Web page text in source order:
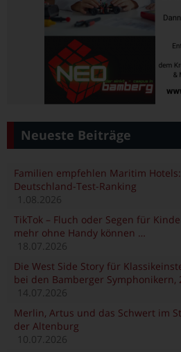
Neueste Beiträge
Familien empfehlen Maritim
Deutschland-Test-Ranking
1.08.2026
TikTok – Fluch oder Segen für
mehr ohne Handy können …
18.07.2026
Die West Side Story für
bei den Bamberger Symphonikern,
14.07.2026
Merlin, Artus und das Schwert im
der Altenburg
10.07.2026